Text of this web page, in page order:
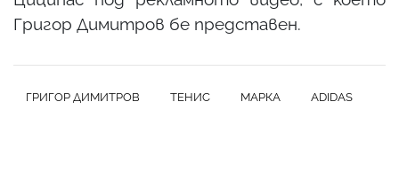
Григор Димитров бе представен.
ГРИГОР ДИМИТРОВ ТЕНИС МАРКА ADIDAS